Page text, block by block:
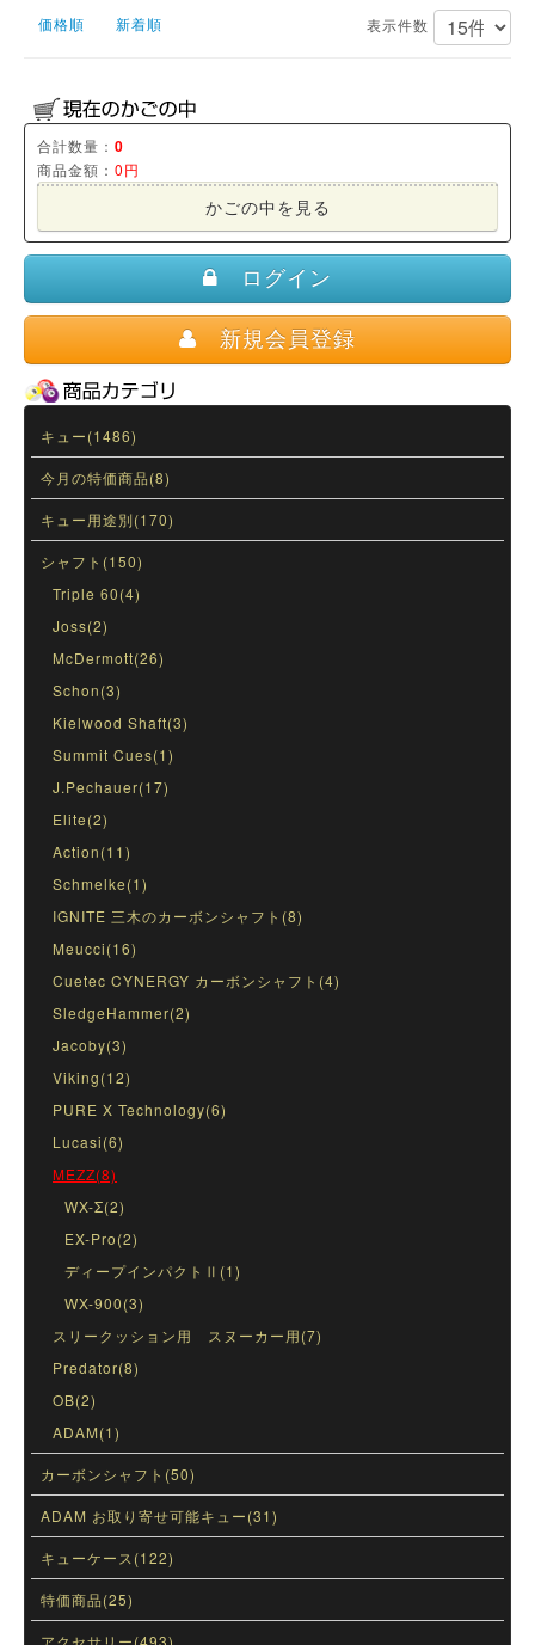
価格順 新着順 表示件数
合計数量： 0
商品金額： 0円
かごの中を見る
ログイン
新規会員登録
キュー(1486)
今月の特価商品(8)
キュー用途別(170)
シャフト(150)
Triple 60(4)
Joss(2)
McDermott(26)
Schon(3)
Kielwood Shaft(3)
Summit Cues(1)
J.Pechauer(17)
Elite(2)
Action(11)
Schmelke(1)
IGNITE 三木のカーボンシャフト(8)
Meucci(16)
Cuetec CYNERGY カーボンシャフト(4)
SledgeHammer(2)
Jacoby(3)
Viking(12)
PURE X Technology(6)
Lucasi(6)
MEZZ(8)
WX-Σ(2)
EX-Pro(2)
ディープインパクトⅡ(1)
WX-900(3)
スリークッション用 スヌーカー用(7)
Predator(8)
OB(2)
ADAM(1)
カーボンシャフト(50)
ADAM お取り寄せ可能キュー(31)
キューケース(122)
特価商品(25)
アクセサリー(493)